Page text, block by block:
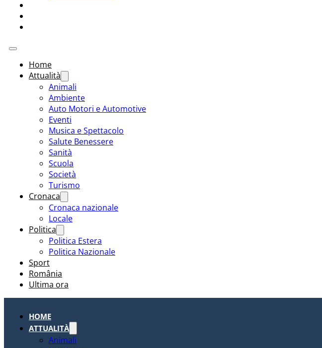
Home
Attualità
Animali
Ambiente
Auto Motori e Automotive
Eventi
Musica e Spettacolo
Salute Benessere
Sanità
Scuola
Società
Turismo
Cronaca
Cronaca nazionale
Locale
Politica
Politica Estera
Politica Nazionale
Sport
România
Ultima ora
HOME
ATTUALITÀ
Animali